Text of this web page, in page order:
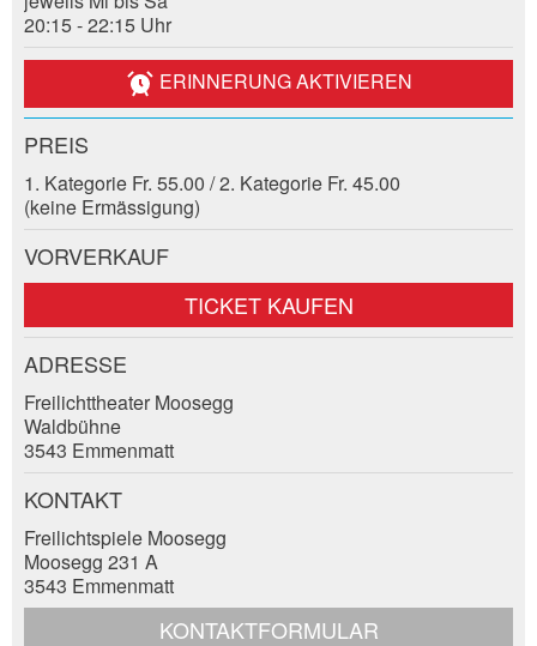
Ihr Feedback wird sehr geschätzt!
Allgemeines Feedback
Anzeige nicht mehr gültig
Anzeige unvollständig
* Eingabe erforderlich
Empfehlen Sie diese Anzeige an Freunde weiter.
* Eingabe erforderlich
ANZEIGE WEITEREMPFEHLEN
Reservation
Veranstaltungsdatum *:
Anzahl der Teilnehmer *:
Vorname / Nachname *:
Firma / Organisation:
PLZ / Ort *:
20:15 - 22:15 Uhr
ERINNERUNG AKTIVIEREN
PREIS
1. Kategorie Fr. 55.00 / 2. Kategorie Fr. 45.00
(keine Ermässigung)
VORVERKAUF
TICKET KAUFEN
ADRESSE
Freilichttheater Moosegg
Waldbühne
3543 Emmenmatt
KONTAKT
Freilichtspiele Moosegg
Moosegg 231 A
3543 Emmenmatt
KONTAKTFORMULAR